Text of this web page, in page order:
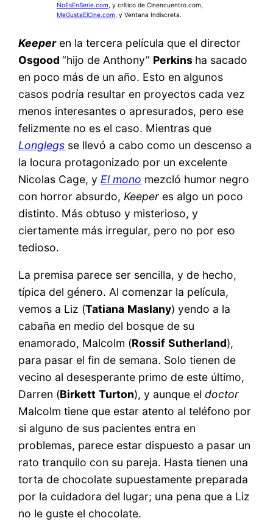
NoEsEnSerie.com , y crítico de Cinencuentro.com,
MeGustaElCine.com , y Ventana Indiscreta.
Keeper en la tercera película que el director
Osgood“hijo de Anthony” Perkins ha sacado
en poco más de un año. Esto en algunos
casos podría resultar en proyectos cada vez
menos interesantes o apresurados, pero ese
felizmente no es el caso. Mientras que
Longlegs se llevó a cabo como un descenso a
la locura protagonizado por un excelente
Nicolas Cage, y El mono mezcló humor negro
con horror absurdo, Keeper es algo un poco
distinto. Más obtuso y misterioso, y
ciertamente más irregular, pero no por eso
tedioso.
La premisa parece ser sencilla, y de hecho,
típica del género. Al comenzar la película,
vemos a Liz (Tatiana Maslany) yendo a la
cabaña en medio del bosque de su
enamorado, Malcolm (Rossif Sutherland),
para pasar el fin de semana. Solo tienen de
vecino al desesperante primo de este último,
Darren (Birkett Turton), y aunque eldoctor
Malcolm tiene que estar atento al teléfono por
si alguno de sus pacientes entra en
problemas, parece estar dispuesto a pasar un
rato tranquilo con su pareja. Hasta tienen una
torta de chocolate supuestamente preparada
por la cuidadora del lugar; una pena que a Liz
no le guste el chocolate.